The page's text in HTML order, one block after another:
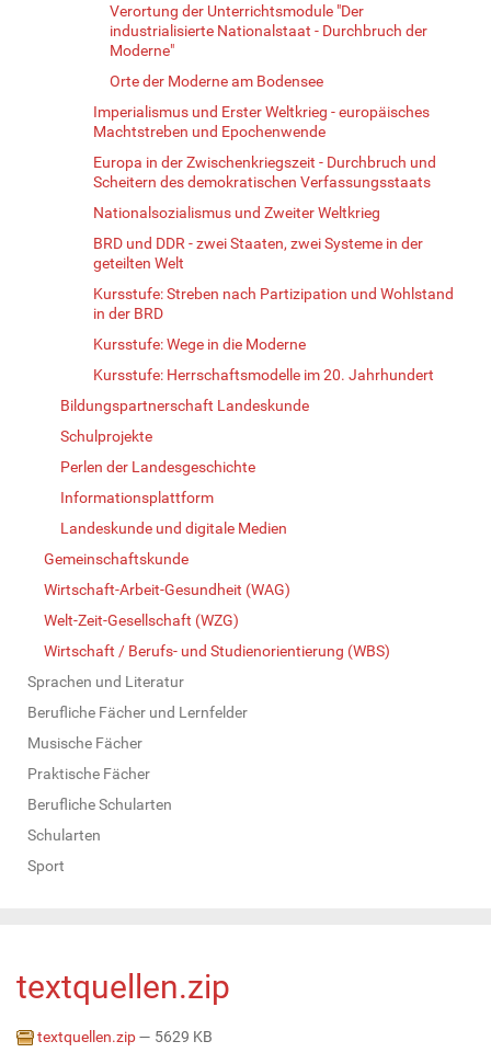
Verortung der Unterrichtsmodule "Der
industrialisierte Nationalstaat - Durchbruch der
Moderne"
Orte der Moderne am Bodensee
Imperialismus und Erster Weltkrieg - europäisches
Machtstreben und Epochenwende
Europa in der Zwischenkriegszeit - Durchbruch und
Scheitern des demokratischen Verfassungsstaats
Nationalsozialismus und Zweiter Weltkrieg
BRD und DDR - zwei Staaten, zwei Systeme in der
geteilten Welt
Kursstufe: Streben nach Partizipation und Wohlstand
in der BRD
Kursstufe: Wege in die Moderne
Kursstufe: Herrschaftsmodelle im 20. Jahrhundert
Bildungspartnerschaft Landeskunde
Schulprojekte
Perlen der Landesgeschichte
Informationsplattform
Landeskunde und digitale Medien
Gemeinschaftskunde
Wirtschaft-Arbeit-Gesundheit (WAG)
Welt-Zeit-Gesellschaft (WZG)
Wirtschaft / Berufs- und Studienorientierung (WBS)
Sprachen und Literatur
Berufliche Fächer und Lernfelder
Musische Fächer
Praktische Fächer
Berufliche Schularten
Schularten
Sport
textquellen.zip
textquellen.zip— 5629 KB